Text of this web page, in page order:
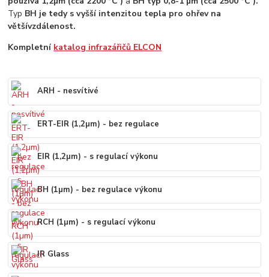
Typ BH je tedy s vyšší intenzitou tepla pro ohřev na
většívzdálenost.
Kompletní katalog infrazářičů ELCON
ARH - nesvítivé
ERT-EIR (1,2µm) - bez regulace
EIR (1,2µm) - s regulací výkonu
BH (1µm) - bez regulace výkonu
RCH (1µm) - s regulací výkonu
IR Glass